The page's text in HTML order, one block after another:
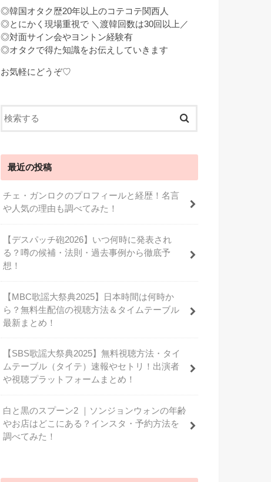
◎韓国オタク歴20年以上のコテコテ関西人
◎とにかく現場重視で ＼渡韓回数は30回以上／
◎対面サイン会やヨントン経験有
◎オタクで得た知識をお伝えしていきます
お気軽にどうぞ♡
最近の投稿
チェ・ガンロクのプロフィールと経歴！名言
や人気の理由も調べてみた！
【デスパッチ砲2026】いつ何時に発表され
る？噂の候補・法則・過去事例から徹底予
想！
【MBC歌謡大祭典2025】日本時間は何時か
ら？無料生配信の視聴方法＆タイムテーブル
最新まとめ！
【SBS歌謡大祭典2025】無料視聴方法・タイ
ムテーブル（タイテ）速報やセトリ！出演者
や視聴プラットフォームまとめ！
白と黒のスプーン2 ｜ソンジョンウォンの年齢
やお店はどこにある？インスタ・予約方法を
調べてみた！